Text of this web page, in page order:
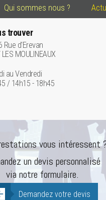
Qui sommes nous ?
trouver
Rue d'Erevan
MOULINEAUX
au Vendredi
/ 14h15 - 18h45
vous intéressent
un devis personnalisé
via notre formulaire.
Demandez votre devis